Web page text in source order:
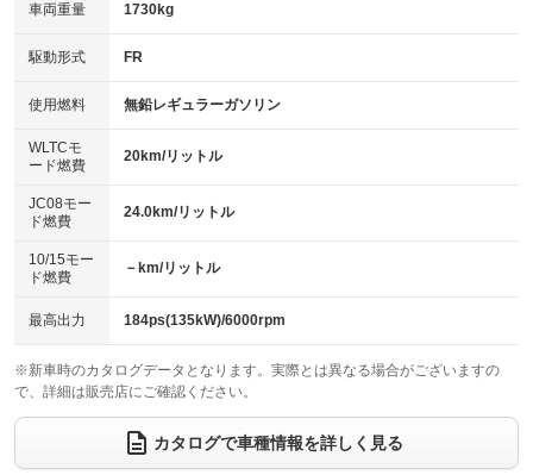
アイドリングストップ
：装備なし
USB入力端子
：装備なし
100V電源
：装備あり
センターデフロック
：装備なし
電動格納ミラー
：装備あり
HID(キセノンライト)
バックカメラ
エアロ
：装備なし
ローダウン
：装備なし
ベンチシート
：装備なし
チップアップシート
：装備なし
電動格納サードシート
：装備なし シートヒーター
：装備あり
ウォークスルー
電動リアゲート フロントカメラ
：装備なし
車両重量 1730kg
駆動形式 FR
使用燃料 無鉛レギュラーガソリン
WLTCモ
ード燃費
20km/リットル
JC08モー
ド燃費
24.0km/リットル
10/15モー
ド燃費
－km/リットル
最高出力 184ps(135kW)/6000rpm
※新車時のカタログデータとなります。実際とは異なる場合がございますの
で、詳細は販売店にご確認ください。
カタログで車種情報を詳しく見る